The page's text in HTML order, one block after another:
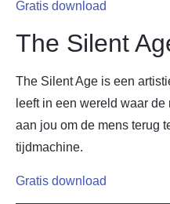
Gratis download
The Silent
The Silent Age is een
leeft in een wereld waar
aan jou om de mens terug
tijdmachine.
Gratis download